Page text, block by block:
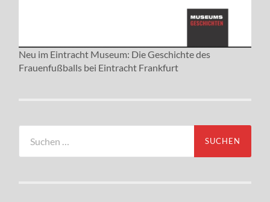
Neu im Eintracht Museum: Die Geschichte des
Frauenfußballs bei Eintracht Frankfurt
nach: